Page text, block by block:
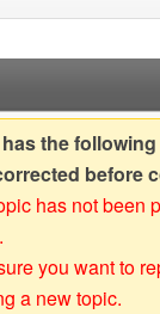
the
before
has not been
you want to
a new topic.